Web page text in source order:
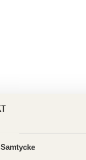
Samtycke